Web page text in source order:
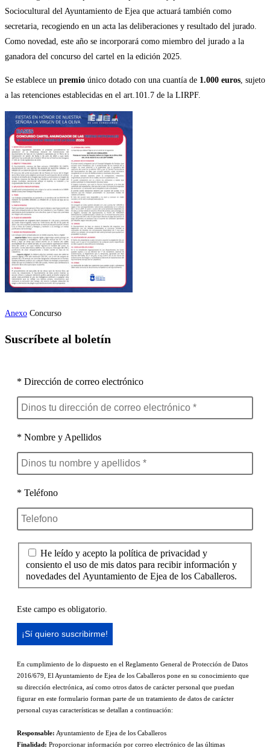
Sociocultural del Ayuntamiento de Ejea que actuará también como
secretaria, recogiendo en un acta las deliberaciones y resultado del jurado.
Como novedad, este año se incorporará como miembro del jurado a la
ganadora del concurso del cartel en la edición 2025.
Se establece un premio único dotado con una cuantía de 1.000 euros , sujeto
a las retenciones establecidas en el art.101.7 de la LIRPF.
Anexo Concurso
Suscríbete al boletín
* Dirección de correo electrónico
* Nombre y Apellidos
* Teléfono
He leído y acepto la política de privacidad y
consiento el uso de mis datos para recibir información y
novedades del Ayuntamiento de Ejea de los Caballeros.
Este campo es obligatorio.
En cumplimiento de lo dispuesto en el Reglamento General de Protección de Datos
2016/679, El Ayuntamiento de Ejea de los Caballeros pone en su conocimiento que
su dirección electrónica, así como otros datos de carácter personal que puedan
figurar en este formulario forman parte de un tratamiento de datos de carácter
personal cuyas características se detallan a continuación:
Responsable: Ayuntamiento de Ejea de los Caballeros
Finalidad: Proporcionar información por correo electrónico de las últimas